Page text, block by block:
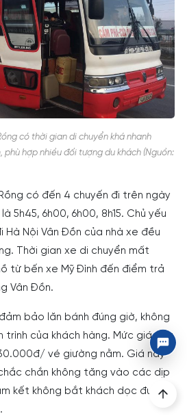
có thời gian di chuyển khá nhanh
phù hợp nhiều đối tượng du khách (Nguồn:
có đến 4 chuyến đi trên ngày
5h45, 6h00, 6h00, 8h15. Chủ yếu
Hà Nội Vân Đồn của nhà xe đều
Thời gian xe di chuyển mất
từ bến xe Mỹ Đình đến điểm trả
Vân Đồn.
bảo lăn bánh đúng giờ, không
trình của khách hàng. Mức giá của
vé giường nằm. Giá này
chắn không tăng vào các dịp
kết không bắt khách dọc đường,